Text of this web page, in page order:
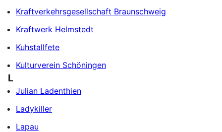
Kraftverkehrsgesellschaft Braunschweig
Kraftwerk Helmstedt
Kuhstallfete
Kulturverein Schöningen
L
Julian Ladenthien
Ladykiller
Lapau